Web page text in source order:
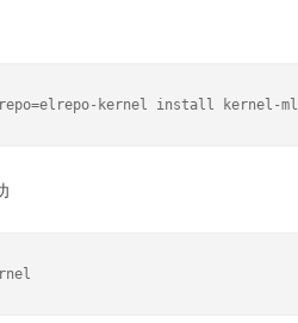
kernel install kernel-ml